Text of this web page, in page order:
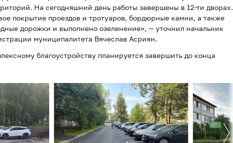
На сегодняшний день работы завершены в 12-ти дворах.
покрытие проездов и тротуаров, бордюрные камни, а также
дорожки и выполнено озеленение», — уточнил начальник
муниципалитета Вячеслав Асриян.
благоустройству планируется завершить до конца